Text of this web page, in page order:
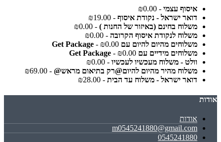
איסוף עצמי - ₪0.00
דואר ישראל - נקודת איסוף - ₪19.00
משלוח בחינם (באיזור של החנות ) - ₪0.00
משלוח לנקודת איסוף הקרובה - ₪0.00
משלוחים מהיום להיום עם Get Package - ₪0.00
משלוחים מידיים עם Get Package - ₪0.00
וולט - משלוח מעכשיו לעכשיו - ₪0.00
משלוח מהיר מהיום להיום@רק בתיאום מראש@ - ₪69.00
דואר ישראל - משלוח עד הבית - ₪28.00
אודות
אודות
m0545241880@gmail.com
0545241880